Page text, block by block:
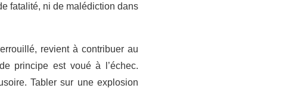
fatalité, ni de malédiction dans
revient à contribuer au
principe est voué à l’échec.
Tabler sur une explosion